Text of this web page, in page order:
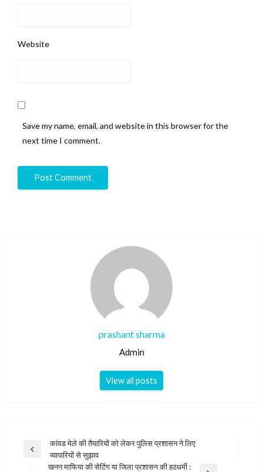
Website
Save my name, email, and website in this browser for the
next time I comment.
prashant sharma
Admin
View all posts
Post
navigation
Previous
कांवड मेले की तैयारियों को लेकर पुलिस प्रशासन ने लिए
व्यापारियों से सुझाव
खनन माफिया की सेटिंग या जिला प्रशासन की हठधर्मी :